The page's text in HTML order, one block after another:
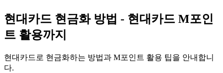
현대카드 현금화 방법 - 현대카드 M포인
트 활용까지
현대카드로 현금화하는 방법과 M포인트 활용 팁을 안내합니
다.